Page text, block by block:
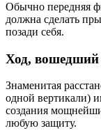
Обычно передняя
должна сделать
позади себя.
Ход,
Знаменитая
одной вертикали)
создания
любую защиту.